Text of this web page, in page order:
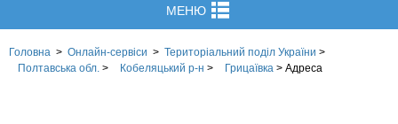
МЕНЮ
Головна > Онлайн-сервіси > Територіальний поділ України >
Полтавська обл. > Кобеляцький р-н > Грицаївка > Адреса